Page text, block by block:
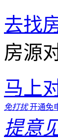
去找
房源
马上
免打扰 开通免
提意